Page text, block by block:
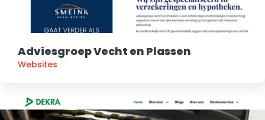
Adviesgroep Vecht en Plassen
Websites